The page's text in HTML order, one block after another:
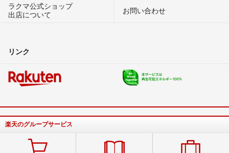
ラクマ公式ショップ
出店について
お問い合わせ
リンク
楽天のグループサービス